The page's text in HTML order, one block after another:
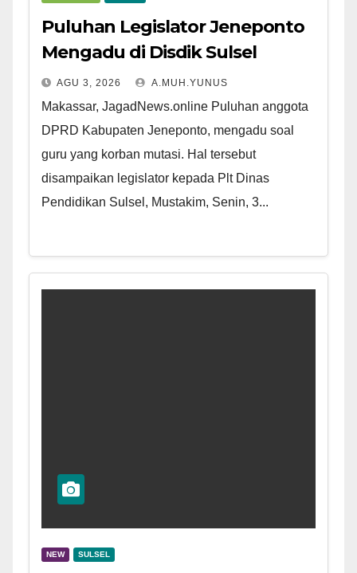
Puluhan Legislator Jeneponto
Mengadu di Disdik Sulsel
AGU 3, 2026 A.MUH.YUNUS
Makassar, JagadNews.online Puluhan anggota
DPRD Kabupaten Jeneponto, mengadu soal
guru yang korban mutasi. Hal tersebut
disampaikan legislator kepada Plt Dinas
Pendidikan Sulsel, Mustakim, Senin, 3...
NEW SULSEL